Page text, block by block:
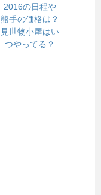
2016の日程や
熊手の価格は？
見世物小屋はい
つやってる？